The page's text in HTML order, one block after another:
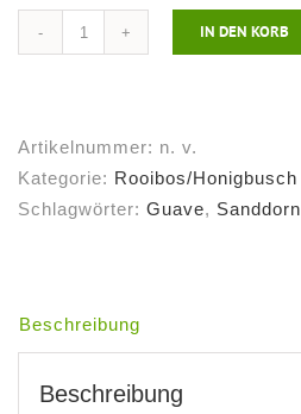
Menge
IN DEN KORB
Artikelnummer: n. v.
Kategorie: Rooibos/Honigbusch
Schlagwörter: Guave, Sanddorn
Beschreibung
Beschreibung